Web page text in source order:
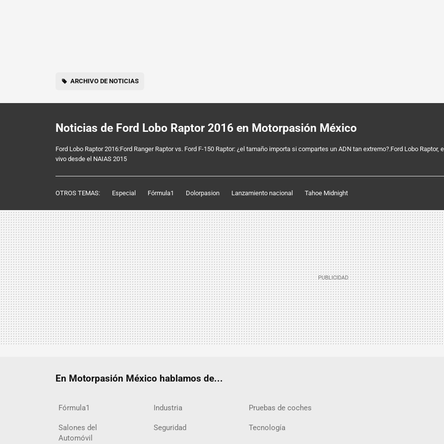
ARCHIVO DE NOTICIAS
Noticias de Ford Lobo Raptor 2016 en Motorpasión México
Ford Lobo Raptor 2016:Ford Ranger Raptor vs. Ford F-150 Raptor: ¿el tamaño importa si compartes un ADN tan extremo?.Ford Lobo Raptor,
vivo desde el NAIAS 2015
OTROS TEMAS: Especial Fórmula1 Dolorpasion Lanzamiento nacional Tahoe Midnight
En Motorpasión México hablamos de...
Fórmula1 Industria Pruebas de coches
Salones del
Automóvil
Seguridad Tecnología